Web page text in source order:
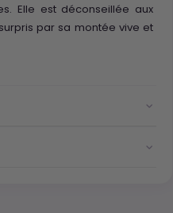
Elle est déconseillée aux
par sa montée vive et